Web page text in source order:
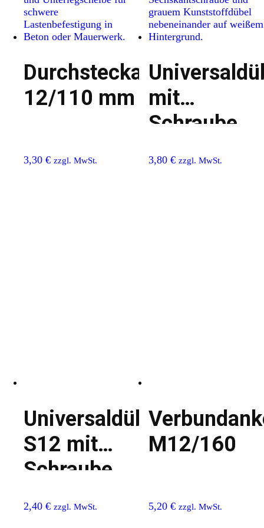
Durchsteckanker
12/110 mm
3,30 € zzgl. MwSt.
mit
Schraube
3,80€ zzgl. MwSt.
Universaldübel
S12 mit
Schraube
2,40 € zzgl. MwSt.
M12/160
5,20€ zzgl. MwSt.